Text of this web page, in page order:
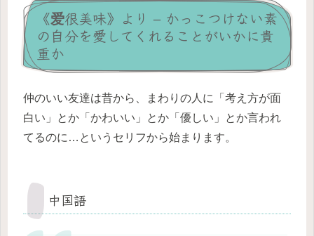
《爱很美味》より – かっこつけない素
の自分を愛してくれることがいかに貴
重か
仲のいい友達は昔から、まわりの人に「考え方が面
白い」とか「かわいい」とか「優しい」とか言われ
てるのに…というセリフから始まります。
中国語